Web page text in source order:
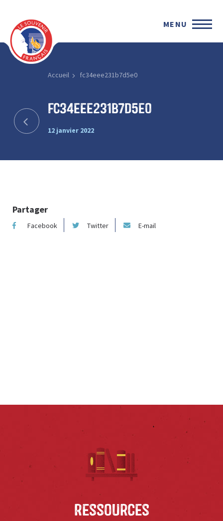
MENU
Accueil fc34eee231b7d5e0
fc34eee231b7d5e0
12 janvier 2022
Partager
Facebook Twitter E-mail
Ressources